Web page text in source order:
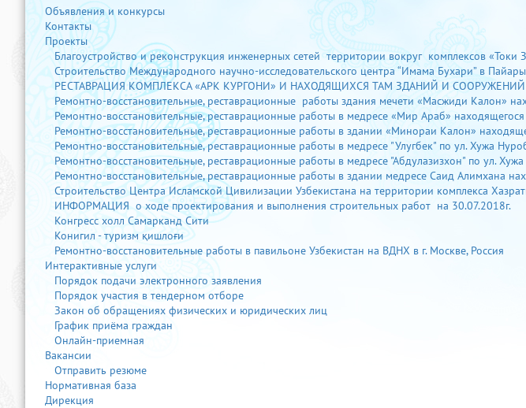
Объявления и конкурсы
Контакты
Проекты
Благоустройство и реконструкция инженерных сетей территории вокруг комплексов
Строительство Международного научно-исследовательского центра “Имама Бухари” в
РЕСТАВРАЦИЯ КОМПЛЕКСА «АРК КУРГОНИ» И НАХОДЯЩИХСЯ ТАМ ЗДАНИЙ И
Ремонтно-восстановительные, реставрационные работы здания мечети «Масжиди Калон»
Ремонтно-восстановительные, реставрационные работы в медресе «Мир Араб»
Ремонтно-восстановительные, реставрационные работы в здании «Минораи Калон»
Ремонтно-восстановительные, реставрационные работы в медресе "Улугбек" по ул. Хужа
Ремонтно-восстановительные, реставрационные работы в медресе "Абдулазизхон" по ул.
Ремонтно-восстановительные, реставрационные работы в здании медресе Саид Алимхана
Строительство Центра Исламской Цивилизации Узбекистана на территории комплекса
ИНФОРМАЦИЯ о ходе проектирования и выполнения строительных работ на 30.07.2018г.
Конгресс холл Самарканд Сити
Конигил - туризм қишлоғи
Ремонтно-восстановительные работы в павильоне Узбекистан на ВДНХ в г. Москве, Россия
Интерактивные услуги
Порядок подачи электронного заявления
Порядок участия в тендерном отборе
Закон об обращениях физических и юридических лиц
График приёма граждан
Онлайн-приемная
Вакансии
Отправить резюме
Нормативная база
Дирекция